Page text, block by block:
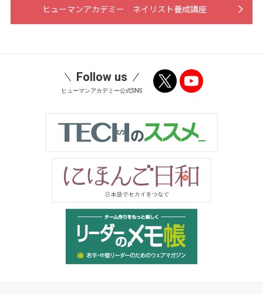
ヒューマンアカデミー ネイリスト養成講座
Follow us
ヒューマンアカデミー公式SNS